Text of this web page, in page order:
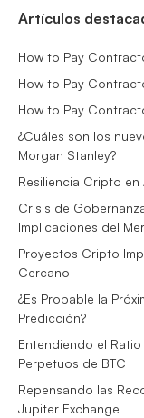
Artículos
How to Pay
How to Pay
How to Pay
¿Cuáles son los
Morgan Stanley?
Resiliencia Cripto
Crisis de
Implicaciones del
Proyectos Cripto
Cercano
¿Es Probable la
Predicción?
Entendiendo el
Perpetuos de BTC
Repensando las
Jupiter Exchange